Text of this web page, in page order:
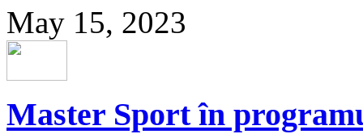
May 15, 2023
Master Sport în